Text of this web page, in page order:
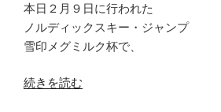
本日２月９日に行われた
ノルディックスキー・ジャンプ
雪印メグミルク杯で、
“今
続きを読む